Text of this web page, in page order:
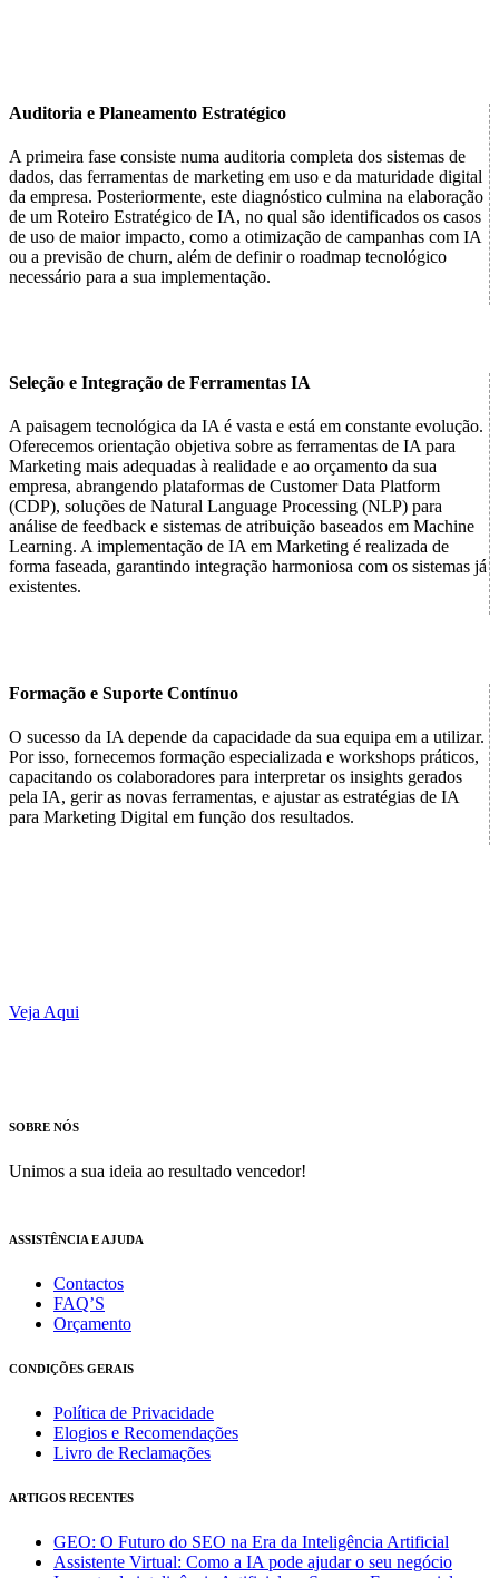
Auditoria e Planeamento Estratégico
A primeira fase consiste numa auditoria completa dos sistemas de
dados, das ferramentas de marketing em uso e da maturidade digital
da empresa. Posteriormente, este diagnóstico culmina na elaboração
de um Roteiro Estratégico de IA, no qual são identificados os casos
de uso de maior impacto, como a otimização de campanhas com IA
ou a previsão de churn, além de definir o roadmap tecnológico
necessário para a sua implementação.
Seleção e Integração de Ferramentas IA
A paisagem tecnológica da IA é vasta e está em constante evolução.
Oferecemos orientação objetiva sobre as ferramentas de IA para
Marketing mais adequadas à realidade e ao orçamento da sua
empresa, abrangendo plataformas de Customer Data Platform
(CDP), soluções de Natural Language Processing (NLP) para
análise de feedback e sistemas de atribuição baseados em Machine
Learning. A implementação de IA em Marketing é realizada de
forma faseada, garantindo integração harmoniosa com os sistemas já
existentes.
Formação e Suporte Contínuo
O sucesso da IA depende da capacidade da sua equipa em a utilizar.
Por isso, fornecemos formação especializada e workshops práticos,
capacitando os colaboradores para interpretar os insights gerados
pela IA, gerir as novas ferramentas, e ajustar as estratégias de IA
para Marketing Digital em função dos resultados.
Veja Aqui
SOBRE NÓS
Unimos a sua ideia ao resultado vencedor!
ASSISTÊNCIA E AJUDA
Contactos
FAQ’S
Orçamento
CONDIÇÕES GERAIS
Política de Privacidade
Elogios e Recomendações
Livro de Reclamações
ARTIGOS RECENTES
GEO: O Futuro do SEO na Era da Inteligência Artificial
Assistente Virtual: Como a IA pode ajudar o seu negócio